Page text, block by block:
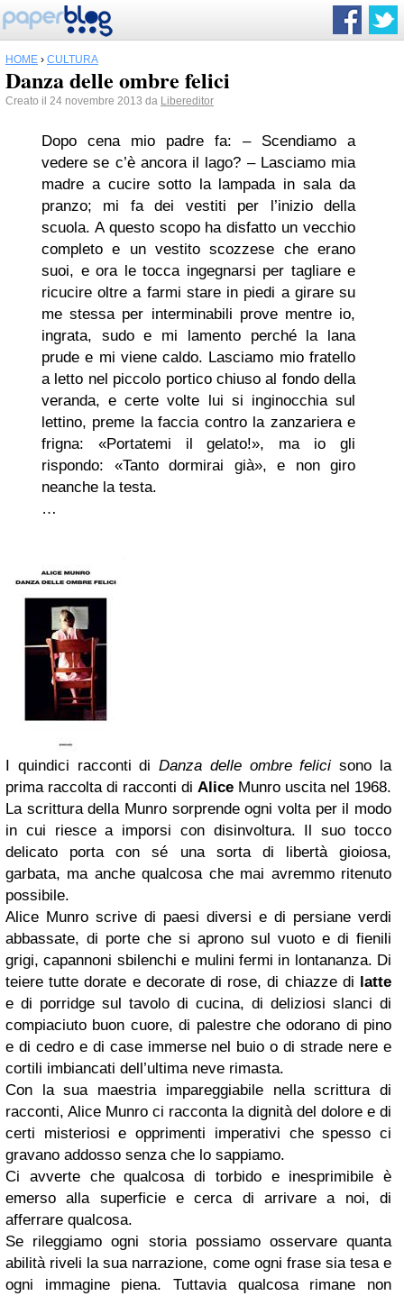
HOME › CULTURA
Danza delle ombre felici
Creato il 24 novembre 2013 da Libereditor
Dopo cena mio padre fa: – Scendiamo a
vedere se c’è ancora il lago? – Lasciamo mia
madre a cucire sotto la lampada in sala da
pranzo; mi fa dei vestiti per l’inizio della
scuola. A questo scopo ha disfatto un vecchio
completo e un vestito scozzese che erano
suoi, e ora le tocca ingegnarsi per tagliare e
ricucire oltre a farmi stare in piedi a girare su
me stessa per interminabili prove mentre io,
ingrata, sudo e mi lamento perché la lana
prude e mi viene caldo. Lasciamo mio fratello
a letto nel piccolo portico chiuso al fondo della
veranda, e certe volte lui si inginocchia sul
lettino, preme la faccia contro la zanzariera e
frigna: «Portatemi il gelato!», ma io gli
rispondo: «Tanto dormirai già», e non giro
neanche la testa.
…
I quindici racconti diDanza delle ombre felici sono la
prima raccolta di racconti di Alice Munro uscita nel 1968.
La scrittura della Munro sorprende ogni volta per il modo
in cui riesce a imporsi con disinvoltura. Il suo tocco
delicato porta con sé una sorta di libertà gioiosa,
garbata, ma anche qualcosa che mai avremmo ritenuto
possibile.
Alice Munro scrive di paesi diversi e di persiane verdi
abbassate, di porte che si aprono sul vuoto e di fienili
grigi, capannoni sbilenchi e mulini fermi in lontananza. Di
teiere tutte dorate e decorate di rose, di chiazze di latte
e di porridge sul tavolo di cucina, di deliziosi slanci di
compiaciuto buon cuore, di palestre che odorano di pino
e di cedro e di case immerse nel buio o di strade nere e
cortili imbiancati dell’ultima neve rimasta.
Con la sua maestria impareggiabile nella scrittura di
racconti, Alice Munro ci racconta la dignità del dolore e di
certi misteriosi e opprimenti imperativi che spesso ci
gravano addosso senza che lo sappiamo.
Ci avverte che qualcosa di torbido e inesprimibile è
emerso alla superficie e cerca di arrivare a noi, di
afferrare qualcosa.
Se rileggiamo ogni storia possiamo osservare quanta
abilità riveli la sua narrazione, come ogni frase sia tesa e
ogni immagine piena. Tuttavia qualcosa rimane non